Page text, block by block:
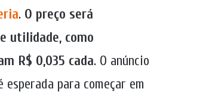
. O preço será
utilidade, como
R$ 0,035 cada. O anúncio
para começar em